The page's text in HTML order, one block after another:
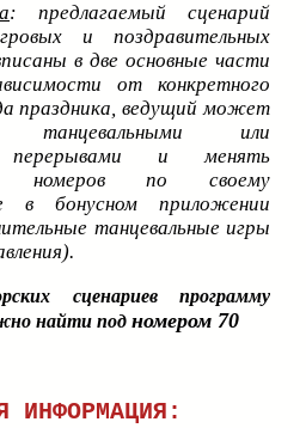
: предлагаемый сценарий
и поздравительных
в две основные части
от конкретного
праздника, ведущий может
танцевальными или
перерывами и менять
номеров по своему
в бонусном приложении
танцевальные игры
сценариев программу
найти под номером 70
ИНФОРМАЦИЯ: